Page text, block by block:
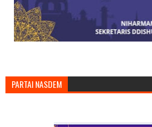
PARTAI NASDEM